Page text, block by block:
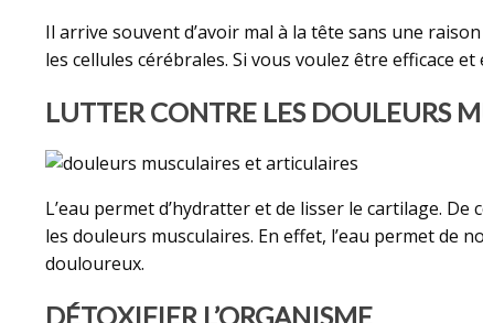
Il arrive souvent d’avoir mal à la tête sans une
les cellules cérébrales. Si vous voulez être efficace
LUTTER CONTRE LES DOULEURS
L’eau permet d’hydratter et de lisser le cartilage.
les douleurs musculaires. En effet, l’eau permet de
douloureux.
DÉTOXIFIER L’ORGANISME